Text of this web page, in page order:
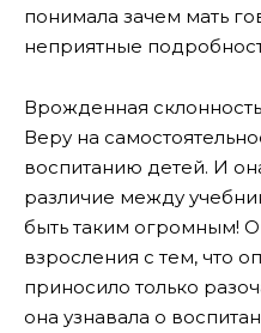
понимала зачем мать
неприятные
Врожденная
Веру на
воспитанию детей. И
различие между
быть таким огромным!
взросления с тем, что
приносило только
она узнавала о